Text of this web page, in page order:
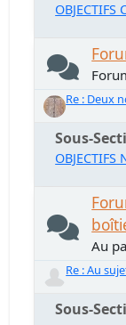
OBJECTIFS
Re : Deux
Sous-
OBJECTIFS
Au
Re : Au
Sous-